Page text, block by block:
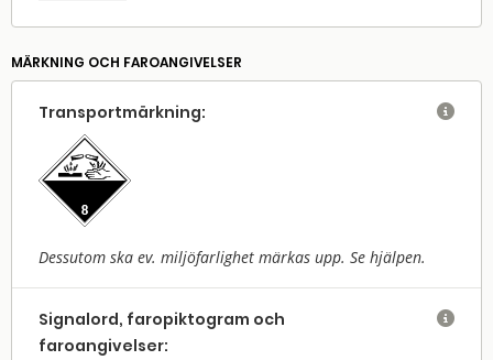
MÄRKNING OCH FAROANGIVELSER
Transport­märkning:
Dessutom ska ev. miljöfarlighet märkas upp. Se hjälpen.

Signalord, faropiktogram och
faroangivelser:
